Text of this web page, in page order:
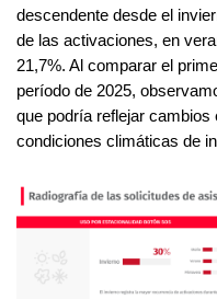
descendente desde el
de las activaciones, en
21,7%. Al comparar el
período de 2025,
que podría reflejar cambios
condiciones climáticas de